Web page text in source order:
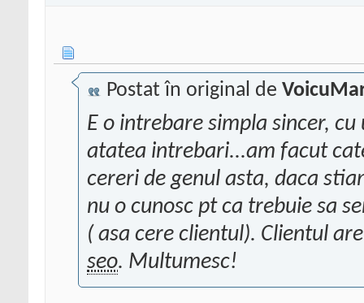
Postat în original de
E o intrebare simpla sincer,
atatea intrebari...am facut
cereri de genul asta, daca
nu o cunosc pt ca trebuie sa
( asa cere clientul). Clientul
seo. Multumesc!